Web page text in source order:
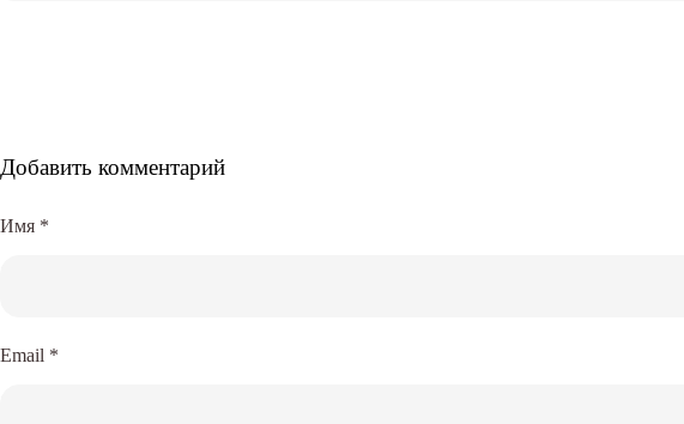
Добавить комментарий
Имя *
Email *